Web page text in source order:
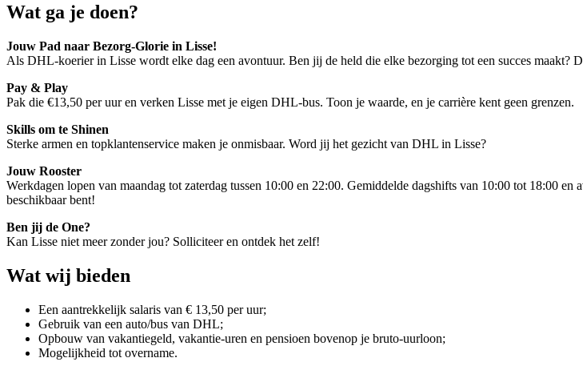
Wat ga je doen?
Jouw Pad naar Bezorg-Glorie in Lisse!
Als DHL-koerier in Lisse wordt elke dag een avontuur. Ben jij de held die elke bezorging tot een succes maakt?
Pay & Play
Pak die €13,50 per uur en verken Lisse met je eigen DHL-bus. Toon je waarde, en je carrière kent geen grenzen.
Skills om te Shinen
Sterke armen en topklantenservice maken je onmisbaar. Word jij het gezicht van DHL in Lisse?
Jouw Rooster
Werkdagen lopen van maandag tot zaterdag tussen 10:00 en 22:00. Gemiddelde dagshifts van 10:00 tot 18:00
beschikbaar bent!
Ben jij de One?
Kan Lisse niet meer zonder jou? Solliciteer en ontdek het zelf!
Wat wij bieden
Een aantrekkelijk salaris van € 13,50 per uur;
Gebruik van een auto/bus van DHL;
Opbouw van vakantiegeld, vakantie-uren en pensioen bovenop je bruto-uurloon;
Mogelijkheid tot overname.